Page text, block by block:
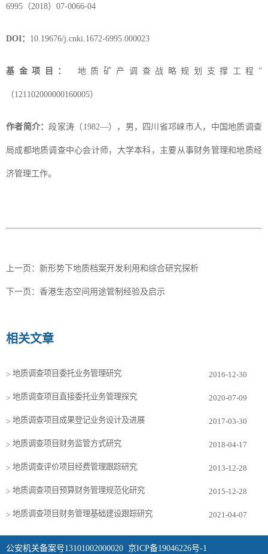
6995（2018）07-0066-04
DOI： 10.19676/j.cnki.1672-6995.000023
基金项目： 地质矿产调查战略规划支撑工程”
（121102000000160005）
作者简介：段家涛（1982—），男，四川省邛崃市人，中国地质调查
局成都地质调查中心会计师，大学本科，主要从事财务管理和地质经
济管理工作。
上一页： 新形势下地质档案开发利用和综合研究探析
下一页： 香港生态空间用途管制经验及启示
相关文章
> 地质调查项目委托业务管理研究 2016-12-30
> 地质调查项目直接委托业务管理探究 2020-07-09
> 地质调查项目成果登记业务设计及进展 2017-03-30
> 地质调查项目财务监管方式研究 2018-04-17
> 地质调查评价项目经费管理跟踪研究 2013-12-28
> 地质调查项目预算财务管理规范化研究 2015-12-28
> 地质调查项目财务管理基础建设跟踪研究 2021-04-07
公安机关备案号13101002000020 京ICP备19046226号-1